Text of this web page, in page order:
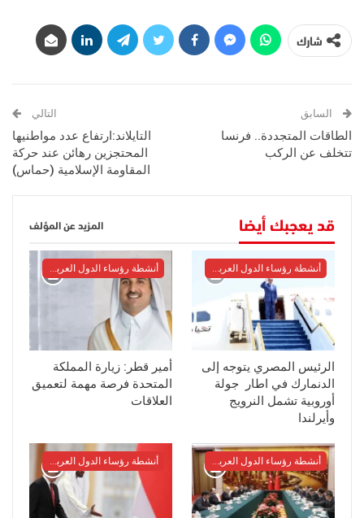
شارك
السابق
الطاقات المتجددة.. فرنسا
تتخلف عن الركب
التالي
التايلاند:ارتفاع عدد مواطنيها
المحتجزين رهائن عند حركة
المقاومة الإسلامية (حماس)
قد يعجبك أيضا المزيد عن المؤلف
الرئيس المصري يتوجه إلى
الدنمارك في اطار جولة
أوروبية تشمل النرويج
وأيرلندا
أمير قطر: زيارة المملكة
المتحدة فرصة مهمة لتعميق
العلاقات
أنشطة رؤساء الدول العربية والأوربية أنشطة رؤساء الدول العربية والأوربية